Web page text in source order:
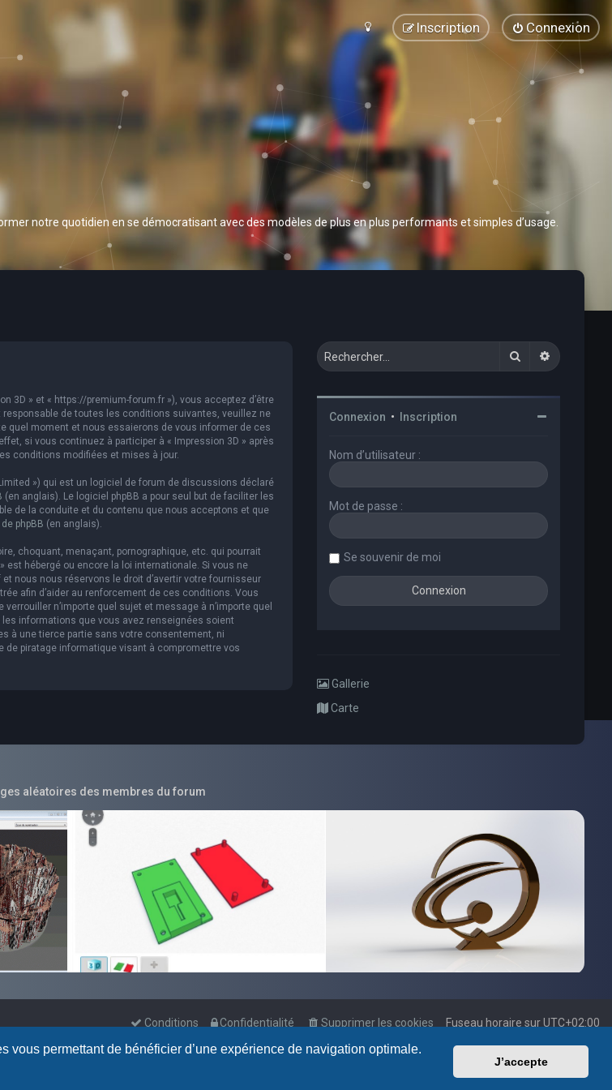
vous permettant de bénéficier d’une expérience de navigation optimale.
J’accepte
Connexion
Inscription
notre quotidien en se démocratisant avec des modèles de plus en plus performants et simples d’usage.
3D » et « https://premium-forum.fr »), vous acceptez d’être
responsable de toutes les conditions suivantes, veuillez ne
quel moment et nous essaierons de vous informer de ces
si vous continuez à participer à « Impression 3D » après
conditions modifiées et mises à jour.
») qui est un logiciel de forum de discussions déclaré
(en anglais). Le logiciel phpBB a pour seul but de faciliter les
de la conduite et du contenu que nous acceptons et que
phpBB (en anglais).
choquant, menaçant, pornographique, etc. qui pourrait
est hébergé ou encore la loi internationale. Si vous ne
nous nous réservons le droit d’avertir votre fournisseur
afin d’aider au renforcement de ces conditions. Vous
n’importe quel sujet et message à n’importe quel
informations que vous avez renseignées soient
à une tierce partie sans votre consentement, ni
de piratage informatique visant à compromettre vos
Rechercher
Connexion • Inscription
Nom d’utilisateur :
Mot de passe :
Se souvenir de moi
Gallerie
Carte
aléatoires des membres du forum
Fuseau horaire surUTC+02:00
Supprimer les cookies
Confidentialité
Conditions